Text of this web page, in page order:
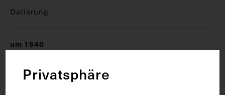
Datierung
um 1940
Privatsphäre